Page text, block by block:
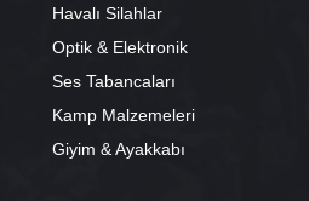
Havalı Silahlar
Optik & Elektronik
Ses Tabancaları
Kamp Malzemeleri
Giyim & Ayakkabı